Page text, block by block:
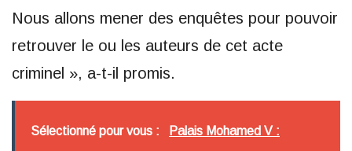
Nous allons mener des enquêtes pour pouvoir
retrouver le ou les auteurs de cet acte
criminel », a-t-il promis.
Sélectionné pour vous : Palais Mohamed V :